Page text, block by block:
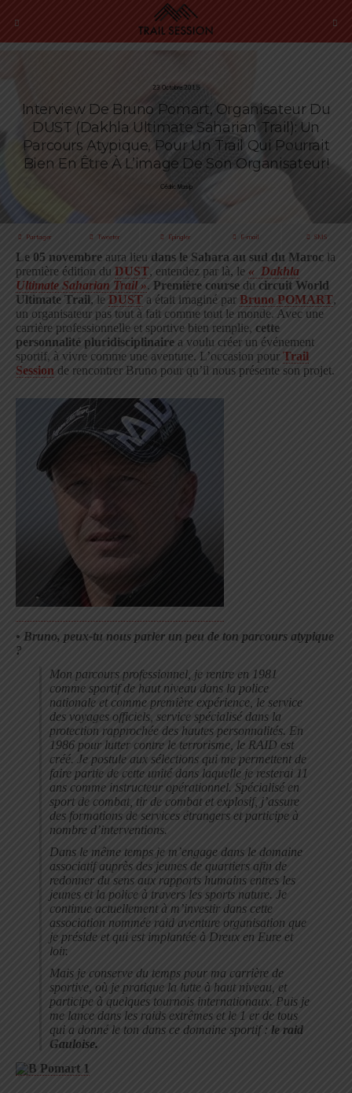
23 Octobre 2015
Interview De Bruno Pomart, Organisateur Du
DUST (Dakhla Ultimate Saharian Trail): Un
Parcours Atypique, Pour Un Trail Qui Pourrait
Bien En Être À L’image De Son Organisateur!
Cédric Masip
Partager Tweeter Épingler E-mail SMS
Le 05 novembre aura lieu dans le Sahara au sud du Maroc la
première édition du DUST, entendez par là, le « Dakhla
Ultimate Saharian Trail ». Première course du circuit World
Ultimate Trail, le DUST a était imaginé par Bruno POMART,
un organisateur pas tout à fait comme tout le monde. Avec une
carrière professionnelle et sportive bien remplie, cette
personnalité pluridisciplinaire a voulu créer un événement
sportif, à vivre comme une aventure. L’occasion pour Trail
Session de rencontrer Bruno pour qu’il nous présente son projet.
• Bruno, peux-tu nous parler un peu de ton parcours atypique
?
Mon parcours professionnel, je rentre en 1981
comme sportif de haut niveau dans la police
nationale et comme première expérience, le service
des voyages officiels, service spécialisé dans la
protection rapprochée des hautes personnalités. En
1986 pour lutter contre le terrorisme, le RAID est
créé. Je postule aux sélections qui me permettent de
faire partie de cette unité dans laquelle je resterai 11
ans comme instructeur opérationnel. Spécialisé en
sport de combat, tir de combat et explosif, j’assure
des formations de services étrangers et participe à
nombre d’interventions.
Dans le même temps je m’engage dans le domaine
associatif auprès des jeunes de quartiers afin de
redonner du sens aux rapports humains entres les
jeunes et la police à travers les sports nature. Je
continue actuellement à m’investir dans cette
association nommée raid aventure organisation que
je préside et qui est implantée à Dreux en Eure et
loir.
Mais je conserve du temps pour ma carrière de
sportive, où je pratique la lutte à haut niveau, et
participe à quelques tournois internationaux. Puis je
me lance dans les raids extrêmes et le 1 er de tous
qui a donné le ton dans ce domaine sportif : le raid
Gauloise.